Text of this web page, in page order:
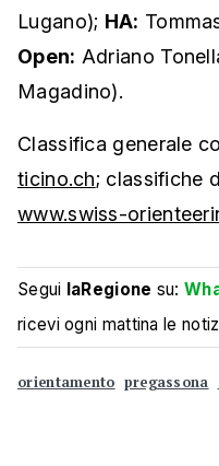
Lugano); HA:
Open: Adriano
Magadino).
Classifica generale
ticino.ch; classifiche
www.swiss-
Segui laRegione su:
ricevi ogni mattina le
orientamento pregassona